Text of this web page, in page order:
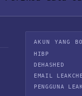
AKUN YANG
HIBP
DEHASHED
EMAIL
PENGGUNA